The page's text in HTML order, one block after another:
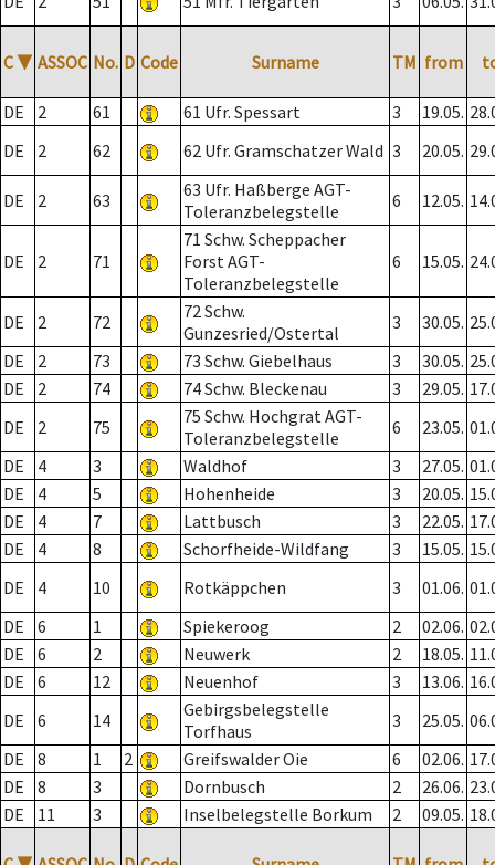
C ▼ ASSOC No. D Code Surname TM from
DE 2 61 61 Ufr. Spessart 3 19.05.
DE
2 62 62 Ufr. Gramschatzer Wald 3 20.05.
DE 2 63
63 Ufr. Haßberge AGT-
Toleranzbelegstelle
6 12.05.
DE 2 71
71 Schw. Scheppacher
Forst AGT-
Toleranzbelegstelle
6 15.05.
DE 2 72
72 Schw.
Gunzesried/Ostertal
3 30.05.
DE
2 73 73 Schw. Giebelhaus 3 30.05.
DE
2 74 74 Schw. Bleckenau 3 29.05.
DE
2 75
75 Schw. Hochgrat AGT-
Toleranzbelegstelle
6 23.05.
DE
4 3 Waldhof 3 27.05.
DE
4 5 Hohenheide 3 20.05.
DE
4 7 Lattbusch 3 22.05.
DE
4 8 Schorfheide-Wildfang 3 15.05.
DE
4 10 Rotkäppchen 3 01.06.
DE
6 1 Spiekeroog 2 02.06.
DE
6 2 Neuwerk 2 18.05.
DE
6 12 Neuenhof 3 13.06.
DE
6 14
Gebirgsbelegstelle
Torfhaus
3 25.05.
DE
8 1 2 Greifswalder Oie 6 02.06.
DE
8 3 Dornbusch 2 26.06.
DE
11 3 Inselbelegstelle Borkum 2 09.05.